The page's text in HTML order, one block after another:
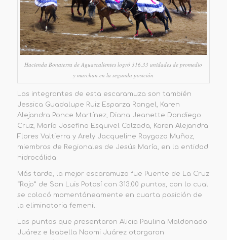
Hacienda Bonaterra de Aguascalientes logró 316.33 unidades de promedio
y marchan en la segunda posición
Las integrantes de esta escaramuza son también
Jessica Guadalupe Ruiz Esparza Rangel, Karen
Alejandra Ponce Martínez, Diana Jeanette Dondiego
Cruz, María Josefina Esquivel Calzada, Karen Alejandra
Flores Valtierra y Arely Jacqueline Raygoza Muñoz,
miembros de Regionales de Jesús María, en la entidad
hidrocálida.
Más tarde, la mejor escaramuza fue Puente de La Cruz
“Rojo” de San Luis Potosí con 313.00 puntos, con lo cual
se colocó momentáneamente en cuarta posición de
la eliminatoria femenil.
Las puntas que presentaron Alicia Paulina Maldonado
Juárez e Isabella Naomi Juárez otorgaron